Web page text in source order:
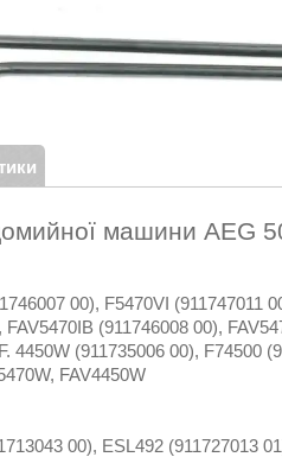
машини AEG
00), F5470VI (911747011
(911746008 00),
4450W (911735006 00), F74500
FAV4450W
00), ESL492 (911727013